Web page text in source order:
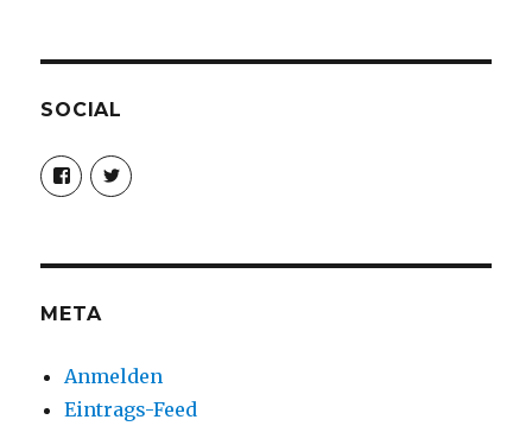
SOCIAL
Profil
von
christoph.fleischer1
anzeigen
Profil
von
anzeigen
META
Anmelden
Eintrags-Feed